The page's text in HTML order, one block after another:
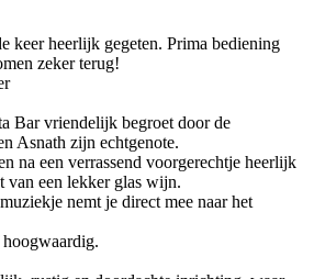
keer heerlijk gegeten. Prima bediening
zeker terug!
Bar vriendelijk begroet door de
Asnath zijn echtgenote.
na een verrassend voorgerechtje heerlijk
van een lekker glas wijn.
nemt je direct mee naar het